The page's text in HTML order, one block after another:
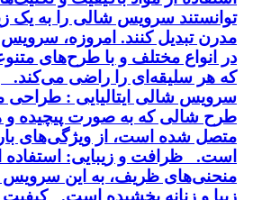
توانستند سرویس شالی را به یک
مدرن تبدیل کنند. امروزه، سرویس
در انواع مختلف و با طرح‌های
که هر سلیقه‌ای را راضی می‌کند.
سرویس شالی ایتالیایی : طراحی
طرح شالی که به صورت پیچیده و
متصل شده است، از ویژگی‌های
است. ظرافت و زیبایی:
منحنی‌های ظریف، به این سرویس
زیبا و زنانه بخشیده است.